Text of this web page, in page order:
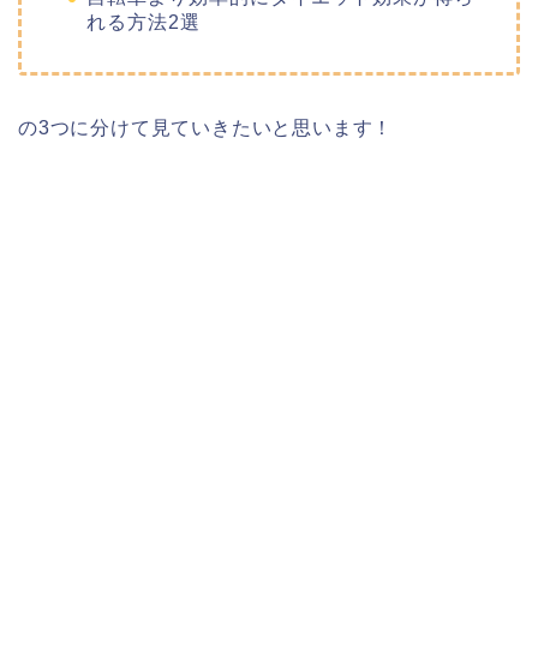
れる方法2選
の3つに分けて見ていきたいと思います！